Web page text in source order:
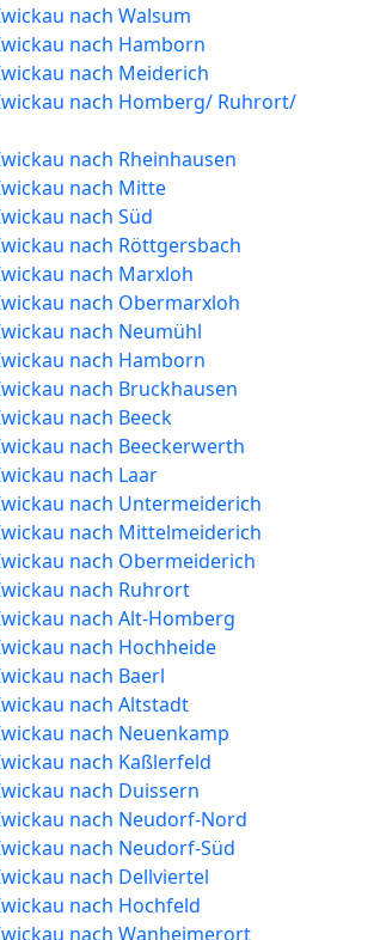
nach Walsum
nach Hamborn
nach Meiderich
nach Homberg/ Ruhrort/
nach Rheinhausen
nach Mitte
nach Süd
nach Röttgersbach
nach Marxloh
nach Obermarxloh
nach Neumühl
nach Hamborn
nach Bruckhausen
nach Beeck
nach Beeckerwerth
nach Laar
nach Untermeiderich
nach Mittelmeiderich
nach Obermeiderich
nach Ruhrort
nach Alt-Homberg
nach Hochheide
nach Baerl
nach Altstadt
nach Neuenkamp
nach Kaßlerfeld
nach Duissern
nach Neudorf-Nord
nach Neudorf-Süd
nach Dellviertel
nach Hochfeld
nach Wanheimerort